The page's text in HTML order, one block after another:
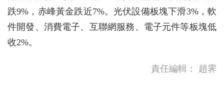
跌9%，赤峰黃金跌近7%。光伏設備板塊下滑3%，軟
件開發、消費電子、互聯網服務、電子元件等板塊低
收2%。
責任編輯： 趙霁